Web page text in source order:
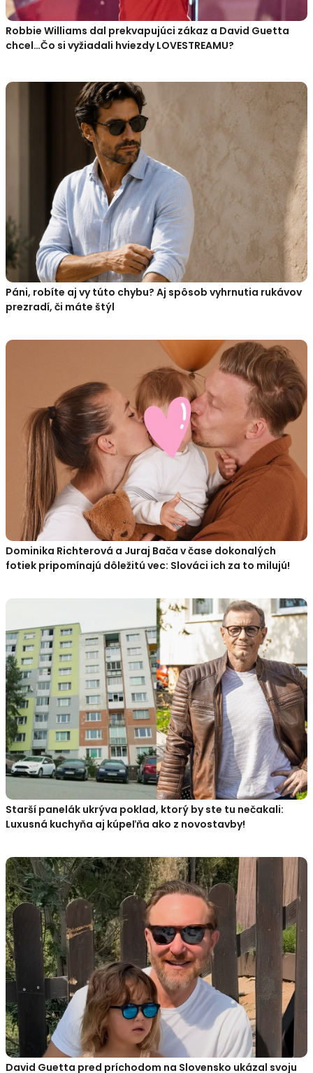
Robbie Williams dal prekvapujúci zákaz a David Guetta
chcel…Čo si vyžiadali hviezdy LOVESTREAMU?
Páni, robíte aj vy túto chybu? Aj spôsob vyhrnutia rukávov
prezradí, či máte štýl
Dominika Richterová a Juraj Bača v čase dokonalých
fotiek pripomínajú dôležitú vec: Slováci ich za to milujú!
Starší panelák ukrýva poklad, ktorý by ste tu nečakali:
Luxusná kuchyňa aj kúpeľňa ako z novostavby!
David Guetta pred príchodom na Slovensko ukázal svoju